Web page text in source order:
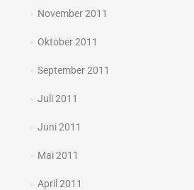
November 2011
Oktober 2011
September 2011
Juli 2011
Juni 2011
Mai 2011
April 2011